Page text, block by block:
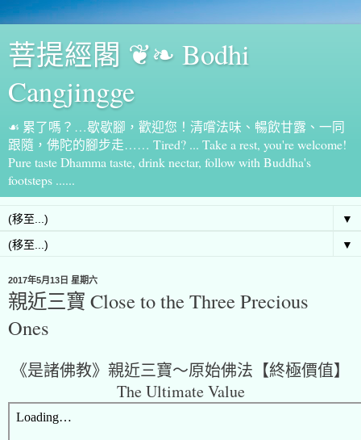
菩提經閣 ❦❧ Bodhi
Cangjingge
☙ 累了嗎？…歇歇腳，歡迎您！清嚐法味、暢飲甘露、一同
跟隨，佛陀的腳步走…… Tired? ... Take a rest, you're welcome!
Pure taste Dhamma taste, drink nectar, follow with Buddha's
footsteps ......
▼
▼
2017年5月13日 星期六
親近三寶 Close to the Three Precious
Ones
《是諸佛教》親近三寶～原始佛法【終極價值】
The Ultimate Value